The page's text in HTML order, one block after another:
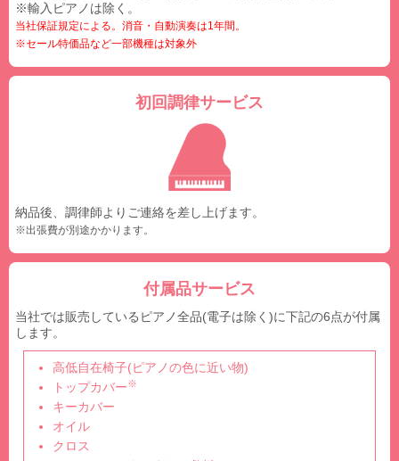
※輸入ピアノは除く。
当社保証規定による。消音・自動演奏は1年間。
※セール特価品など一部機種は対象外
初回調律サービス
納品後、調律師よりご連絡を差し上げます。
※出張費が別途かかります。
付属品サービス
当社では販売しているピアノ全品(電子は除く)に下記の6点が付属
します。
高低自在椅子(ピアノの色に近い物)
トップカバー※
キーカバー
オイル
クロス